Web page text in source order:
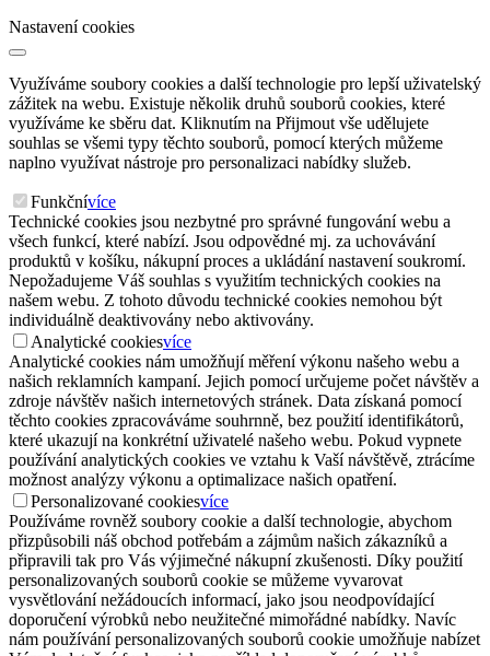
Nastavení cookies
Využíváme soubory cookies a další technologie pro lepší uživatelský
zážitek na webu. Existuje několik druhů souborů cookies, které
využíváme ke sběru dat. Kliknutím na Přijmout vše udělujete
souhlas se všemi typy těchto souborů, pomocí kterých můžeme
naplno využívat nástroje pro personalizaci nabídky služeb.
Funkčnívíce
Technické cookies jsou nezbytné pro správné fungování webu a
všech funkcí, které nabízí. Jsou odpovědné mj. za uchovávání
produktů v košíku, nákupní proces a ukládání nastavení soukromí.
Nepožadujeme Váš souhlas s využitím technických cookies na
našem webu. Z tohoto důvodu technické cookies nemohou být
individuálně deaktivovány nebo aktivovány.
Analytické cookiesvíce
Analytické cookies nám umožňují měření výkonu našeho webu a
našich reklamních kampaní. Jejich pomocí určujeme počet návštěv a
zdroje návštěv našich internetových stránek. Data získaná pomocí
těchto cookies zpracováváme souhrnně, bez použití identifikátorů,
které ukazují na konkrétní uživatelé našeho webu. Pokud vypnete
používání analytických cookies ve vztahu k Vaší návštěvě, ztrácíme
možnost analýzy výkonu a optimalizace našich opatření.
Personalizované cookiesvíce
Používáme rovněž soubory cookie a další technologie, abychom
přizpůsobili náš obchod potřebám a zájmům našich zákazníků a
připravili tak pro Vás výjimečné nákupní zkušenosti. Díky použití
personalizovaných souborů cookie se můžeme vyvarovat
vysvětlování nežádoucích informací, jako jsou neodpovídající
doporučení výrobků nebo neužitečné mimořádné nabídky. Navíc
nám používání personalizovaných souborů cookie umožňuje nabízet